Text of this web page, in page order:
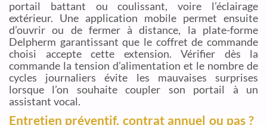
portail battant ou coulissant, voire l’éclairage
extérieur. Une application mobile permet ensuite
d’ouvrir ou de fermer à distance, la plate-forme
Delpherm garantissant que le coffret de commande
choisi accepte cette extension. Vérifier dès la
commande la tension d’alimentation et le nombre de
cycles journaliers évite les mauvaises surprises
lorsque l’on souhaite coupler son portail à un
assistant vocal.
Entretien préventif, contrat annuel ou pas ?